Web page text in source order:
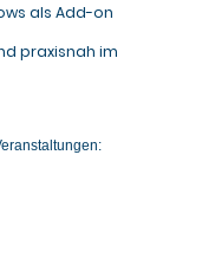
als Add-on
praxisnah im